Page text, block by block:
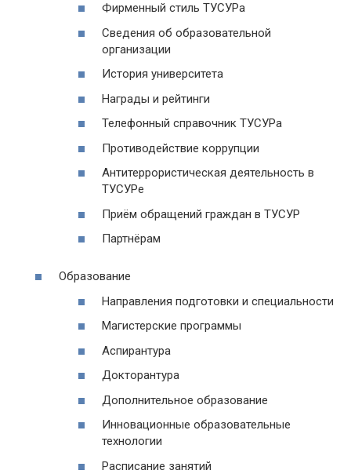
Фирменный стиль ТУСУРа
Сведения об образовательной
организации
История университета
Награды и рейтинги
Телефонный справочник ТУСУРа
Противодействие коррупции
Антитеррористическая деятельность в
ТУСУРе
Приём обращений граждан в ТУСУР
Партнёрам
Образование
Направления подготовки и специальности
Магистерские программы
Аспирантура
Докторантура
Дополнительное образование
Инновационные образовательные
технологии
Расписание занятий